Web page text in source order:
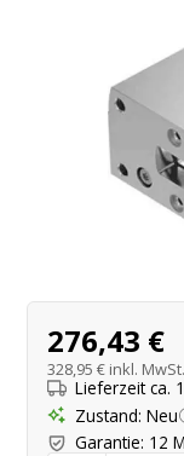
276,43 €
328,95 € inkl.
Lieferzeit ca.
Zustand: Neu
Garantie: 12